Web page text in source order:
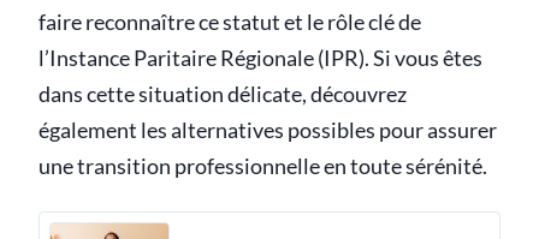
faire reconnaître ce statut et le rôle clé de
l’Instance Paritaire Régionale (IPR). Si vous êtes
dans cette situation délicate, découvrez
également les alternatives possibles pour assurer
une transition professionnelle en toute sérénité.